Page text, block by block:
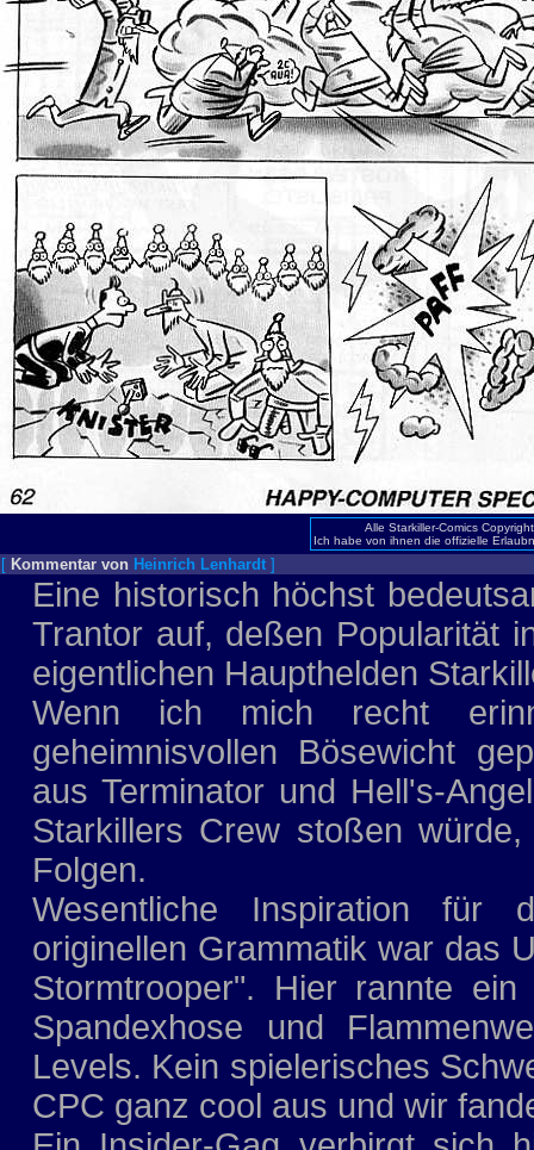
Alle Starkiller-Comics
Ich habe von ihnen die offizielle
[ Kommentar von Heinrich Lenhardt ]
Eine historisch höchst
Trantor auf, deßen Popularität
eigentlichen Haupthelden
Wenn ich mich recht
geheimnisvollen Bösewicht
aus Terminator und Hell's-
Starkillers Crew stoßen
Folgen.
Wesentliche Inspiration für
originellen Grammatik war das
Stormtrooper". Hier rannte ein
Spandexhose und
Levels. Kein spielerisches
CPC ganz cool aus und wir